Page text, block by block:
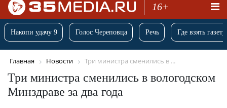
16+
Накопи удачу 9 Голос Череповца Речь Где взять
Главная Новости Три министра сменились в ...
Три министра сменились в вологодском
Минздраве за два года